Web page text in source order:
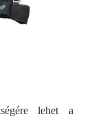
lehet a